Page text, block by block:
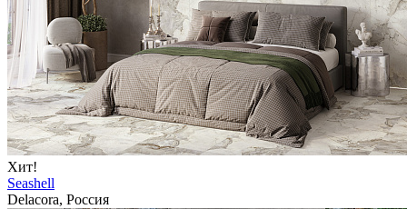
Хит!
Seashell
Delacora, Россия